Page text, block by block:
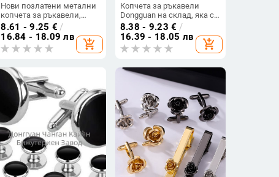
Нови позлатени метални
копчета за ръкавели,
комплект за външна
търговия, мъжки щипки
за вратовръзка
8.61 - 9.25 € /
16.84 - 18.09 лв
add_shopping_cart
Копчета за ръкавели
Dongguan на склад, яка с
панделка, цвете, стил
папионка, френски
копчета за ръкавели,
бизнес клуб, декоративни
нокти
8.38 - 9.23 € /
16.39 - 18.05 лв
add_shopping_cart